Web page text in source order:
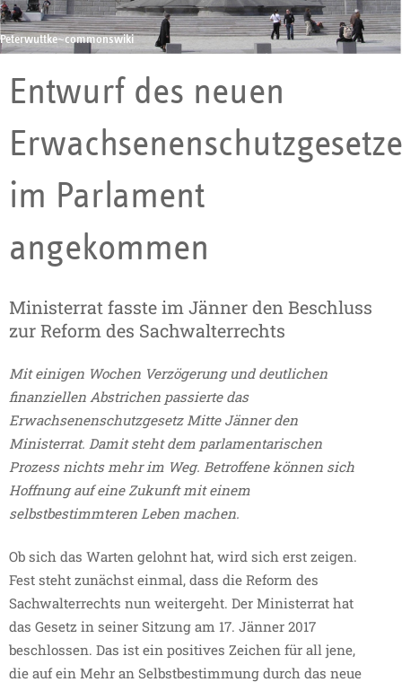
Peterwuttke~commonswiki
22.02.2017
Entwurf des neuen
im Parlament
angekommen
Ministerrat fasste im Jänner den Beschluss
zur Reform des Sachwalterrechts
Mit einigen Wochen Verzögerung und deutlichen
finanziellen Abstrichen passierte das
Erwachsenenschutzgesetz Mitte Jänner den
Ministerrat. Damit steht dem parlamentarischen
Prozess nichts mehr im Weg. Betroffene können sich
Hoffnung auf eine Zukunft mit einem
selbstbestimmteren Leben machen.
Ob sich das Warten gelohnt hat, wird sich erst zeigen.
Fest steht zunächst einmal, dass die Reform des
Sachwalterrechts nun weitergeht. Der Ministerrat hat
das Gesetz in seiner Sitzung am 17. Jänner 2017
beschlossen. Das ist ein positives Zeichen für all jene,
die auf ein Mehr an Selbstbestimmung durch das neue